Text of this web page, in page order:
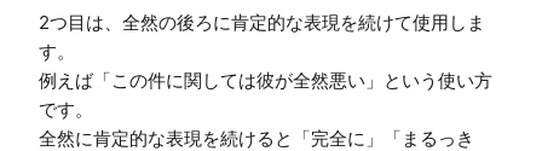
2つ目は、全然の後ろに肯定的な表現を続けて使用しま
す。
例えば「この件に関しては彼が全然悪い」という使い方
です。
全然に肯定的な表現を続けると「完全に」「まるっき